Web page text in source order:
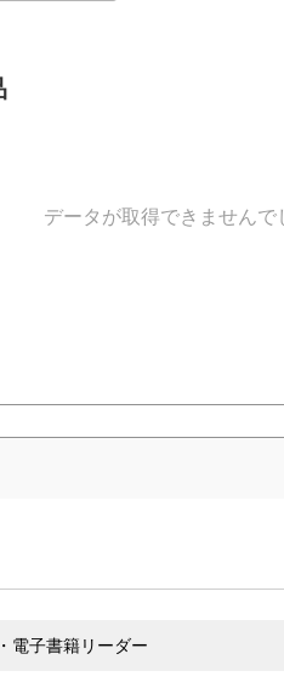
データが取得できません
電子書籍リーダー